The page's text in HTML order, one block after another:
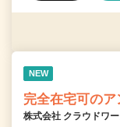
NEW
完全在宅可の
株式会社 クラウドワ